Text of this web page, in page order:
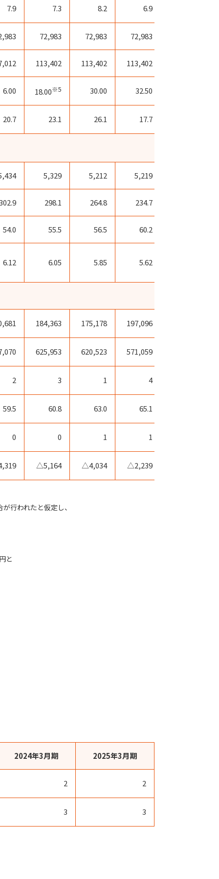
7.9 7.3 8.2 6.9
72,983 72,983 72,983
113,402 113,402 113,402
6.00 18.00※5 30.00 32.50
20.7 23.1 26.1 17.7
5,329 5,212 5,219
298.1 264.8 234.7
54.0 55.5 56.5 60.2
6.12 6.05 5.85 5.62
184,363 175,178 197,096
625,953 620,523 571,059
2 3 1 4
59.5 60.8 63.0 65.1
0 0 1 1
△5,164 △4,034 △2,239
行われたと仮定し、
と
2024年3月期 2025年3月期
2 2
3 3